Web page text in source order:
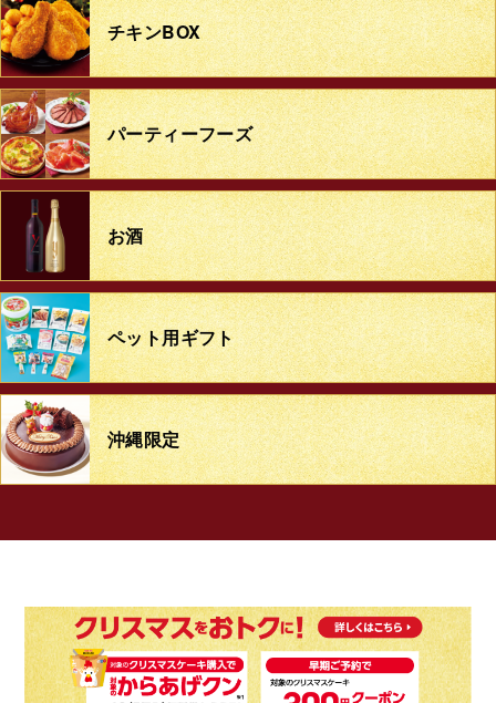
チキンBOX
パーティーフーズ
お酒
ペット用ギフト
沖縄限定